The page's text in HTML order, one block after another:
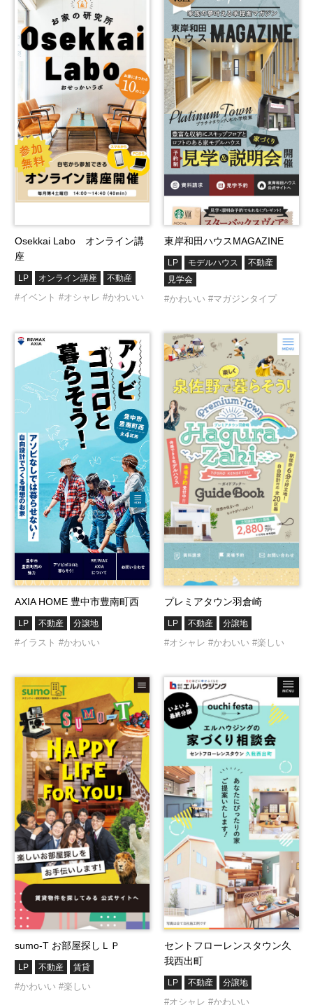
Osekkai Labo オンライン講
座
LP オンライン講座 不動産
#イベント #オシャレ #かわいい
東岸和田ハウスMAGAZINE
LP モデルハウス
不動産
見学会
#かわいい #マガジンタイプ
AXIA HOME 豊中市豊南町西
LP 不動産 分譲地
#イラスト #かわいい
プレミアタウン羽倉崎
LP 不動産 分譲地
#オシャレ #かわいい #楽しい
sumo-T お部屋探しＬＰ
LP 不動産 賃貸
#かわいい #楽しい
セントフローレンスタウン久
我西出町
LP 不動産 分譲地
#オシャレ #かわいい